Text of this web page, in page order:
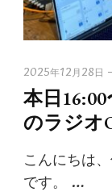
2025年12月28日
本日
のラジオ
こんにちは
です。 …